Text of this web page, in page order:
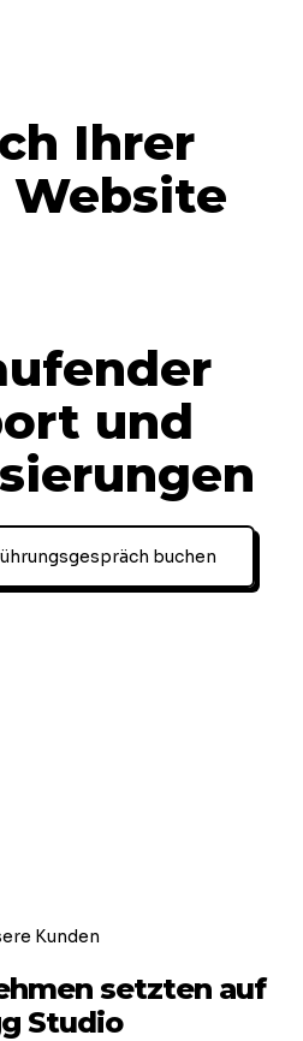
Ihrer
Website
und
buchen
Kunden
setzten auf
Studio